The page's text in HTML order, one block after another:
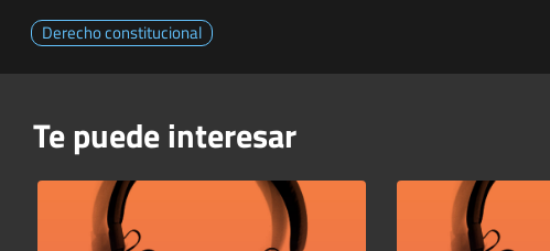
Derecho constitucional
Te puede interesar